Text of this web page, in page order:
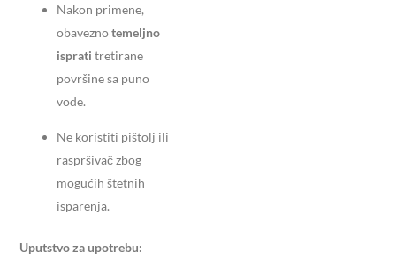
Nakon primene,
obaveznotemeljno
isprati tretirane
površine sa puno
vode.
Ne koristiti pištolj ili
raspršivač zbog
mogućih štetnih
isparenja.
Uputstvo za upotrebu: